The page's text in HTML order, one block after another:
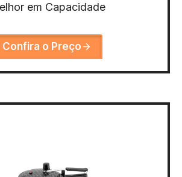
em Capacidade
Confira o Preço